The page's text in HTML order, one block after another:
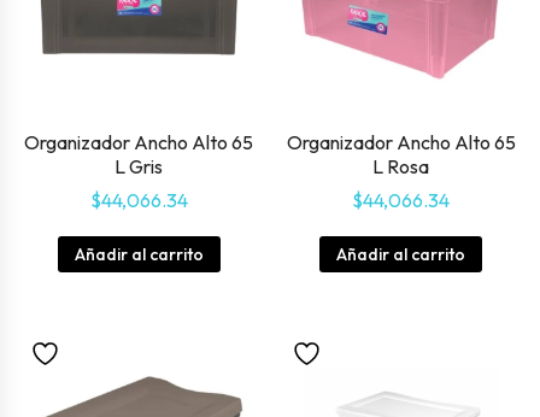
Organizador Ancho Alto 65
L Gris
$44,066.34
Añadir al carrito
Organizador Ancho Alto 65
L Rosa
$44,066.34
Añadir al carrito